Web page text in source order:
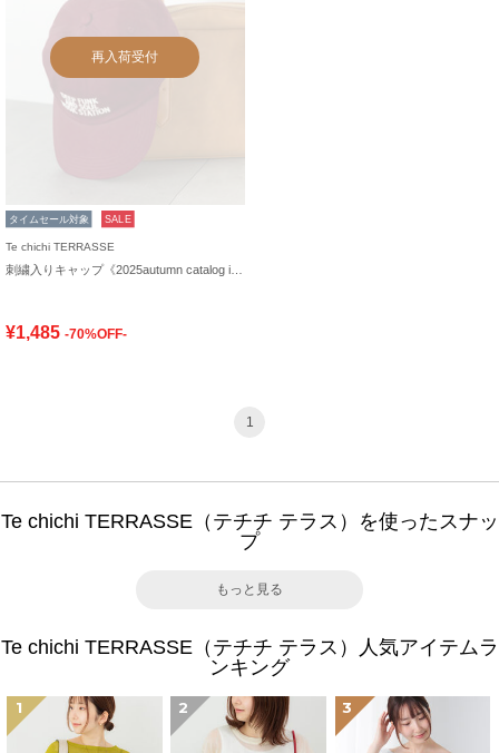
再入荷受付
タイムセール対象 SALE
Te chichi TERRASSE
¥1,485 -70%OFF-
1
Te chichi TERRASSE（テチチ テラス）を使ったスナッ
プ
もっと見る
Te chichi TERRASSE（テチチ テラス）人気アイテムラ
ンキング
1 2 3